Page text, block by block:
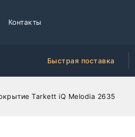
Контакты
Быстрая поставка
Tarkett iQ Melodia 2635